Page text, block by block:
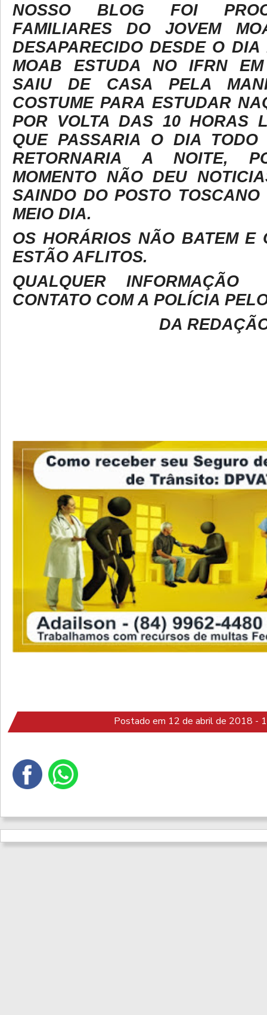
NOSSO BLOG FOI
FAMILIARES DO JOVEM
DESAPARECIDO DESDE O DIA
MOAB ESTUDA NO IFRN
SAIU DE CASA PELA
COSTUME PARA ESTUDAR
POR VOLTA DAS 10 HORAS
QUE PASSARIA O DIA TODO
RETORNARIA A NOITE,
MOMENTO NÃO DEU
SAINDO DO POSTO TOSCANO
MEIO DIA.
OS HORÁRIOS NÃO BATEM E
ESTÃO AFLITOS.
QUALQUER
CONTATO COM A POLÍCIA
DA
Postado em 12 de abril de 2018 -